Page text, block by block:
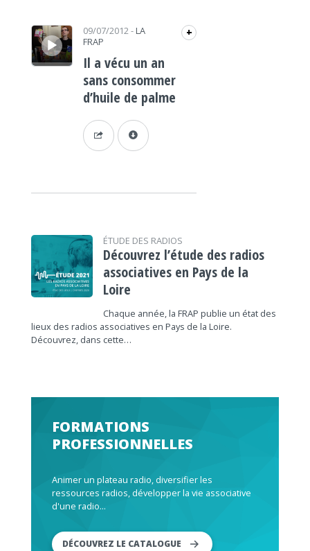
Lecteur audio 09/07/2012- LA
FRAP
+
Il a vécu un an
sans consommer
d’huile de palme
ÉTUDE DES RADIOS
Découvrez l’étude des radios
associatives en Pays de la
Loire
Chaque année, la FRAP publie un état des
lieux des radios associatives en Pays de la Loire.
Découvrez, dans cette…
FORMATIONS
PROFESSIONNELLES
Animer un plateau radio, diversifier les
ressources radios, développer la vie associative
d'une radio...
DÉCOUVREZ LE CATALOGUE